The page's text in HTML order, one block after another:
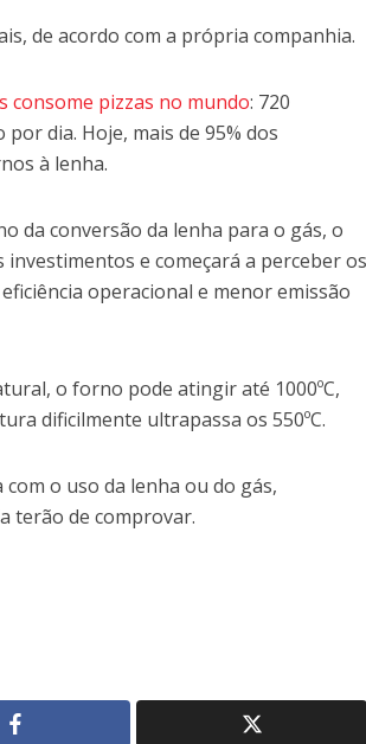
de acordo com a própria companhia.
consome pizzas no mundo: 720
dia. Hoje, mais de 95% dos
à lenha.
da conversão da lenha para o gás, o
e começará a perceber os
operacional e menor emissão
o forno pode atingir até 1000ºC,
dificilmente ultrapassa os 550ºC.
o uso da lenha ou do gás,
terão de comprovar.